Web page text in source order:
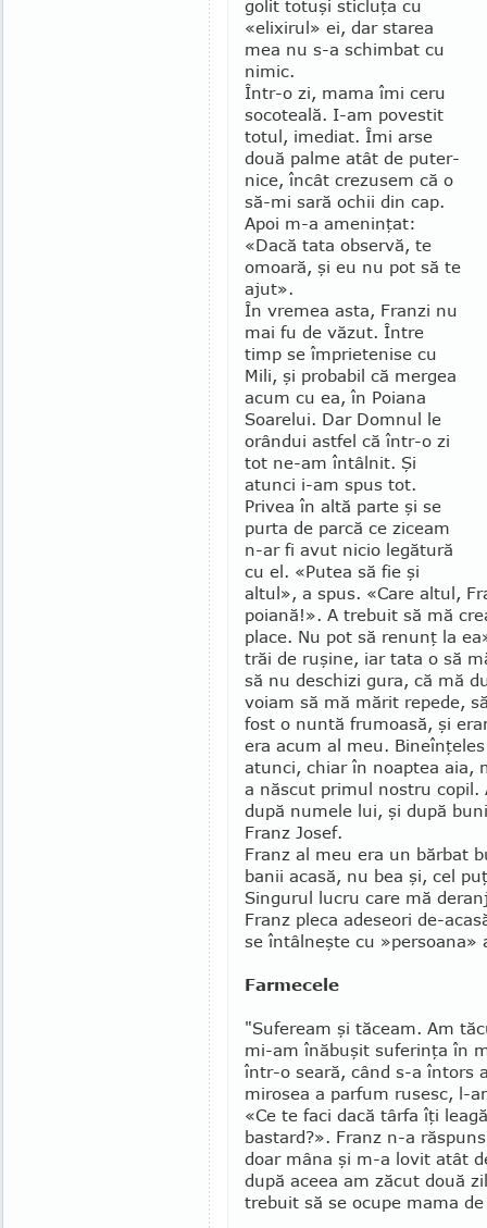
golit totuşi sticluţa cu
«elixirul» ei, dar starea
mea nu s-a schimbat cu
nimic.
Într-o zi, mama îmi ceru
socoteală. I-am po­ves­tit
totul, imediat. Îmi arse
două palme atât de puter­
nice, încât crezusem că o
să-mi sară ochii din cap.
Apoi m-a ameninţat:
«Dacă tata observă, te
omoară, şi eu nu pot să te
ajut».
În vremea asta, Franzi nu
mai fu de văzut. Între
timp se împrietenise cu
Mili, şi probabil că mer­gea
acum cu ea, în Poiana
Soarelui. Dar Domnul le
orândui astfel că într-o zi
tot ne-am întâlnit. Şi
atunci i-am spus tot.
Privea în altă parte şi se
purta de parcă ce ziceam
n-ar fi avut nicio legătură
cu el. «Putea să fie şi
altul», a spus. «Care altul,
poiană!». A trebuit să mă
place. Nu pot să renunţ la
trăi de ru­şine, iar tata o să
să nu deschizi gura, că mă
voiam să mă mărit repede,
fost o nuntă frumoasă, şi
era acum al meu.
atunci, chiar în noaptea aia,
a născut primul nostru copil.
după numele lui, şi după
Franz Josef.
Franz al meu era un bărbat
banii acasă, nu bea şi, cel
Singurul lucru care mă
Franz pleca adeseori de-
se întâlneşte cu »persoana»
Farmecele
"Sufeream şi tăceam. Am
mi-am înăbuşit suferinţa în
într-o seară, când s-a întors
mirosea a parfum rusesc, l-
«Ce te faci dacă târfa îţi
bastard?». Franz n-a
doar mâna şi m-a lovit atât
după aceea am zăcut două
trebuit să se ocupe mama